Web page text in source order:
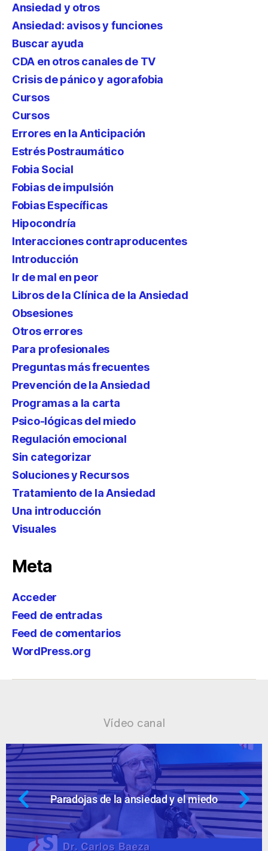
Ansiedad y otros
Ansiedad: avisos y funciones
Buscar ayuda
CDA en otros canales de TV
Crisis de pánico y agorafobia
Cursos
Cursos
Errores en la Anticipación
Estrés Postraumático
Fobia Social
Fobias de impulsión
Fobias Específicas
Hipocondría
Interacciones contraproducentes
Introducción
Ir de mal en peor
Libros de la Clínica de la Ansiedad
Obsesiones
Otros errores
Para profesionales
Preguntas más frecuentes
Prevención de la Ansiedad
Programas a la carta
Psico-lógicas del miedo
Regulación emocional
Sin categorizar
Soluciones y Recursos
Tratamiento de la Ansiedad
Una introducción
Visuales
Meta
Acceder
Feed de entradas
Feed de comentarios
WordPress.org
Vídeo canal
Ansiedad: supuestos